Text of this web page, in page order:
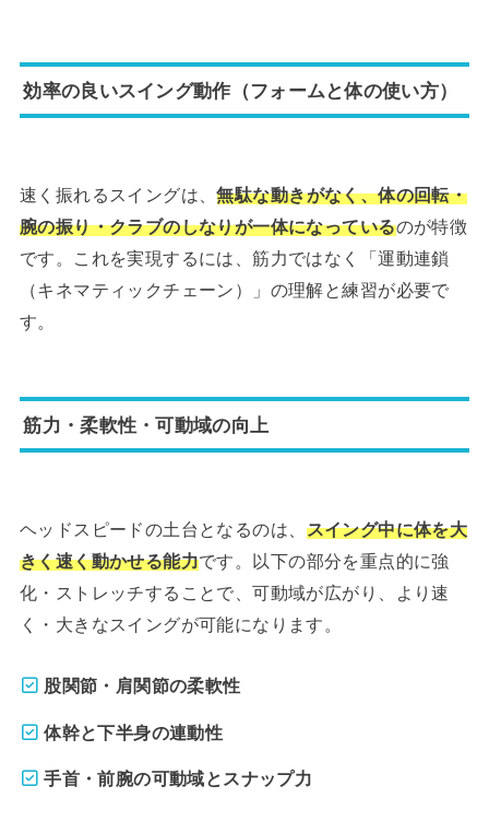
効率の良いスイング動作（フォームと体の使い方）
速く振れるスイングは、無駄な動きがなく、体の回転・
腕の振り・クラブのしなりが一体になっているのが特徴
です。これを実現するには、筋力ではなく「運動連鎖
（キネマティックチェーン）」の理解と練習が必要で
す。
筋力・柔軟性・可動域の向上
ヘッドスピードの土台となるのは、 スイング中に体を大
きく速く動かせる能力です。以下の部分を重点的に強
化・ストレッチすることで、可動域が広がり、より速
く・大きなスイングが可能になります。
股関節・肩関節の柔軟性
体幹と下半身の連動性
手首・前腕の可動域とスナップ力